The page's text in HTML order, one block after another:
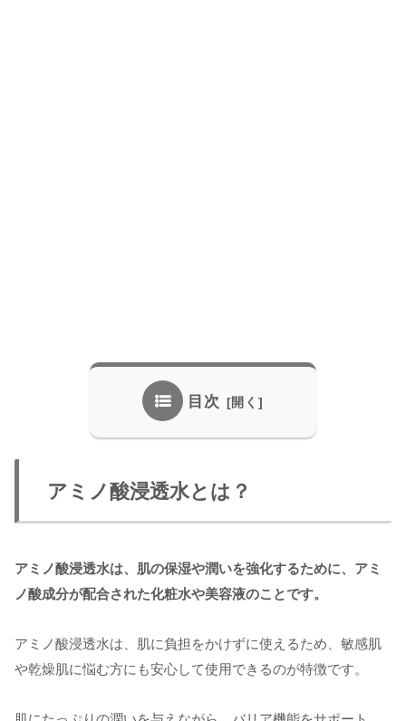
目次
アミノ酸浸透水とは？
アミノ酸浸透水は、肌の保湿や潤いを強化するために、アミ
ノ酸成分が配合された化粧水や美容液のことです。
アミノ酸浸透水は、肌に負担をかけずに使えるため、敏感肌
や乾燥肌に悩む方にも安心して使用できるのが特徴です。